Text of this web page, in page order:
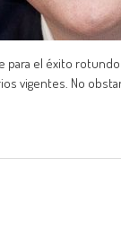
para el éxito
vigentes. No